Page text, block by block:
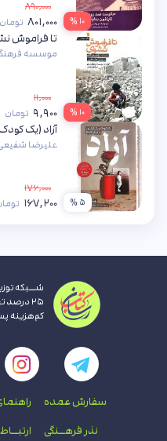
۱۰ %
۸۹۰,۰۰۰
۸۰۱,۰۰۰ تومان
۱۰ %
تا فراموش
موسسه
۱۱,۰۰۰
۹,۹۰۰ تومان
۵ %
آزاد (یک
علیرضا
۱۷۶,۰۰۰
۱۶۷,۲۰۰
۲۵
کم‌هزینه
سفارش عمده
نذر فرهــنگی